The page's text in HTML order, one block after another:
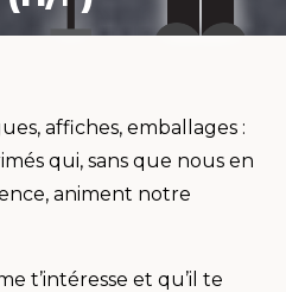
affiches, emballages :
qui, sans que nous en
animent notre
t’intéresse et qu’il te